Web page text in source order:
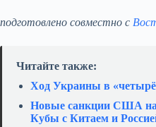
подготовлено совместно с
Читайте также:
Ход Украины в
Новые санкции США
Кубы с Китаем и